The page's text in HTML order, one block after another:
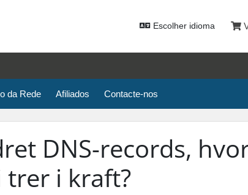
Escolher idioma
da Rede Afiliados Contacte-nos
DNS-records,
i kraft?